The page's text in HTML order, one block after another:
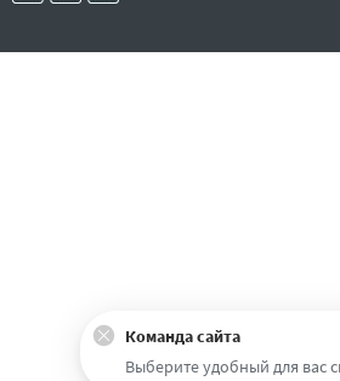
Команда сайта
Выберите удобный для вас